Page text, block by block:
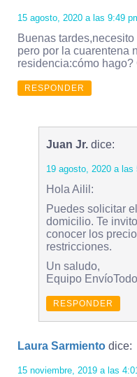
15 agosto, 2020 a las 9:49
Buenas
pero por la cuarentena
residencia:cómo hago?
RESPONDER
Juan Jr. dice:
19 agosto, 2020 a las
Hola Ailil:
Puedes solicitar
domicilio. Te
conocer los
restricciones.
Un saludo,
Equipo
RESPONDER
Laura Sarmiento dice:
15 noviembre, 2019 a las